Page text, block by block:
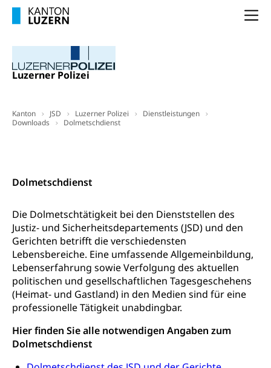
Luzerner Polizei
Kanton JSD Luzerner Polizei
Dienstleistungen
Downloads
Dolmetschdienst
Dolmetschdienst
Die Dolmetschtätigkeit bei den Dienststellen des
Justiz- und Sicherheitsdepartements (JSD) und den
Gerichten betrifft die verschiedensten
Lebensbereiche. Eine umfassende Allgemeinbildung,
Lebenserfahrung sowie Verfolgung des aktuellen
politischen und gesellschaftlichen Tagesgeschehens
(Heimat- und Gastland) in den Medien sind für eine
professionelle Tätigkeit unabdingbar.
Hier finden Sie alle notwendigen Angaben zum
Dolmetschdienst
Freiwilliger Schulsport
Fachstelle Hochschulbildung
Kindertagesstätte, Spielgruppe, Tagesmutter,
Freiwilliges Kindergarten Jahr
Kinderbetreuung
Freiwilliges Kindergarten Jahr
Kindergarten & Basisstufe
Gesundheit und Soziales
Konsumentenrechte, Produktsicherheit,
Cassis-deDijon-Prinzip
Lebensmittelkontrolle und
Verbraucherschutz
Krankenversicherung
Unfallversicherung, Berufsunfallversicherung,
Krankheit, Unfall, Prämienverbilligung,
Krankenkasse
Krankenversicherung (WAS Luzern)
Prämienverbilligung (WAS Luzern)
Luzern)
Lebensmittelsicherheit
sichere Lebensmittel, Lebensmittelkontrolle,
Lebensmittelhygiene, Produktesicherheit
Trinkwasser
Prävention